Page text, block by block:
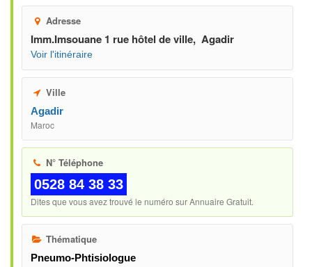
Adresse
Imm.Imsouane 1 rue hôtel de ville, Agadir
Voir l'itinéraire
Ville
Agadir
Maroc
N° Téléphone
0528 84 38 33
Dites que vous avez trouvé le numéro sur Annuaire Gratuit.
Thématique
Pneumo-Phtisiologue